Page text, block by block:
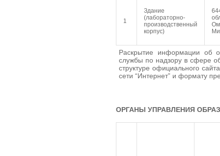
1
Здание
(лабораторно-
производственный
корпус)
Раскрытие информации об
службы по надзору в сфере
структуре официального
сети “Интернет” и формату
ОРГАНЫ УПРАВЛЕНИЯ